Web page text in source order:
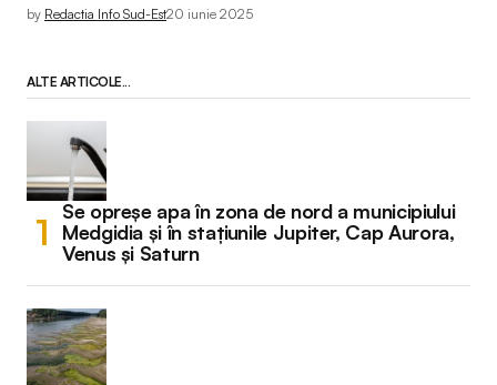
by Redactia Info Sud-Est20 iunie 2025
ALTE ARTICOLE...
Se opreșe apa în zona de nord a municipiului
Medgidia și în stațiunile Jupiter, Cap Aurora,
Venus și Saturn